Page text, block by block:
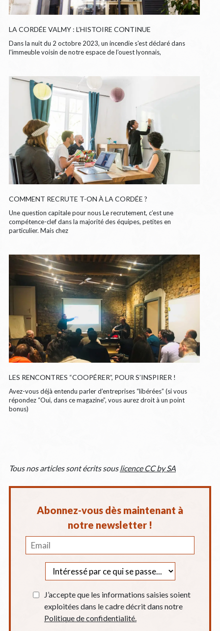
LA CORDÉE VALMY : L’HISTOIRE CONTINUE
Dans la nuit du 2 octobre 2023, un incendie s'est déclaré dans
l'immeuble voisin de notre espace de l’ouest lyonnais,
COMMENT RECRUTE T-ON À LA CORDÉE ?
Une question capitale pour nous Le recrutement, c’est une
compétence-clef dans la majorité des équipes, petites en
particulier. Mais chez
LES RENCONTRES “COOPÉRER”, POUR S’INSPIRER !
Avez-vous déjà entendu parler d’entreprises “libérées” (si vous
répondez “Oui, dans ce magazine”, vous aurez droit à un point
bonus)
Tous nos articles sont écrits souslicence CC by SA
Abonnez-vous dès maintenant à
notre newsletter !
J’accepte que les informations saisies soient
exploitées dans le cadre décrit dans notre
Politique de confidentialité.